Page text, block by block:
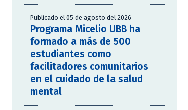
Publicado el 05 de agosto del 2026
Programa Micelio UBB ha
formado a más de 500
estudiantes como
facilitadores comunitarios
en el cuidado de la salud
mental